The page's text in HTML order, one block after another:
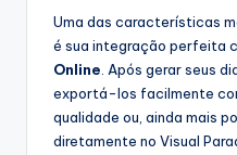
Uma das características
é sua integração perfeita
Online . Após gerar seus
exportá-los facilmente
qualidade ou, ainda mais
diretamente no Visual